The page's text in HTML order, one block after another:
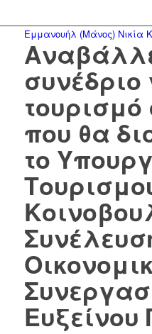
Εμμανουήλ (Μάνος) Νικία
συνέδριο
που θα
το
Ευξείνου